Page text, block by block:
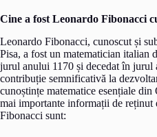
Cine a fost Leonardo Fibonacci
Leonardo Fibonacci, cunoscut și
Pisa, a fost un matematician italian
jurul anului 1170 și decedat în
contribuție semnificativă la
cunoștințe matematice esențiale
mai importante informații de reținut
Fibonacci sunt: